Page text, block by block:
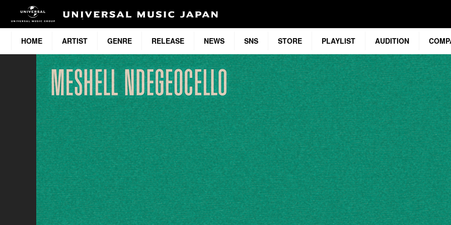
HOME ARTIST GENRE RELEASE NEWS SNS STORE PLAYLIST AUDITION